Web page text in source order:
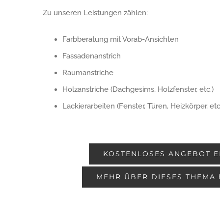
Zu unseren Leistungen zählen:
Farbberatung mit Vorab-Ansichten
Fassadenanstrich
Raumanstriche
Holzanstriche (Dachgesims, Holzfenster, etc.)
Lackierarbeiten (Fenster, Türen, Heizkörper,
KOSTENLOSES ANGEBOT
MEHR ÜBER DIESES THEMA